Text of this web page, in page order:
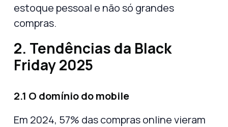
estoque pessoal e não só grandes
compras.
2. Tendências da Black
Friday 2025
2.1 O domínio do mobile
Em 2024, 57% das compras online vieram